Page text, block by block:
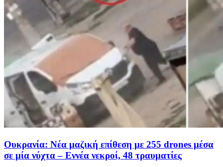
Ουκρανία: Νέα μαζική επίθεση με 255 drones μέσα
σε μία νύχτα – Εννέα νεκροί, 48 τραυματίες